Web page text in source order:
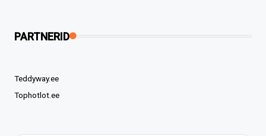
PARTNERID
Teddyway.ee
Tophotlot.ee